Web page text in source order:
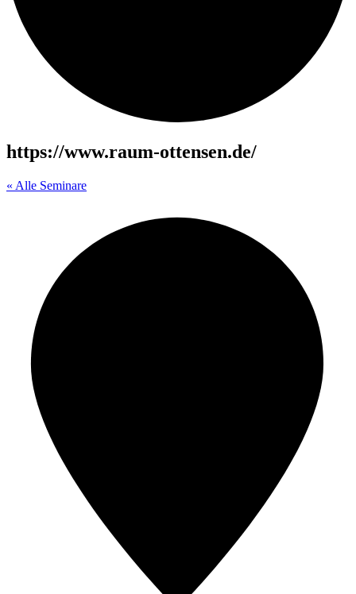
https://www.raum-ottensen.de/
« Alle Seminare